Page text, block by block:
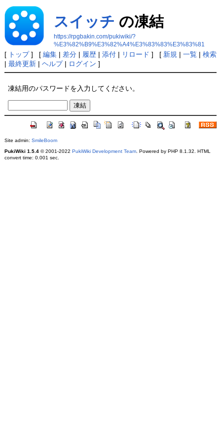
スイッチ の凍結
https://rpgbakin.com/pukiwiki/?
%E3%82%B9%E3%82%A4%E3%83%83%E3%83%81
[ トップ] [ 編集| 差分| 履歴| 添付| リロード ] [ 新規 | 一覧| 検索
| 最終更新| ヘルプ| ログイン ]
凍結用のパスワードを入力してください。
Site admin: SmileBoom
PukiWiki 1.5.4© 2001-2022 PukiWiki Development Team. Powered by PHP 8.1.32. HTML
convert time: 0.001 sec.